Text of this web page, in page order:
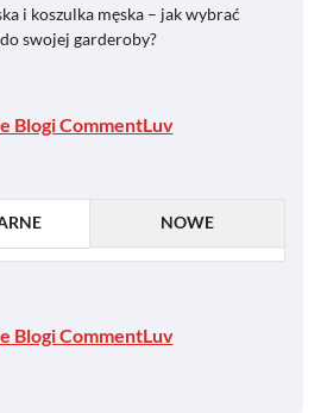
i koszulka męska – jak wybrać
swojej garderoby?
Blogi CommentLuv
NOWE
Blogi CommentLuv